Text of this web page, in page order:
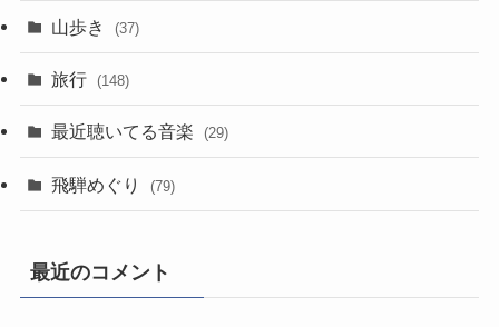
山歩き (37)
旅行 (148)
最近聴いてる音楽 (29)
飛騨めぐり (79)
最近のコメント